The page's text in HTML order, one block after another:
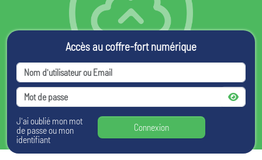
Accès au coffre-fort numérique
J'ai oublié mon mot
de passe ou mon
identifiant
Connexion